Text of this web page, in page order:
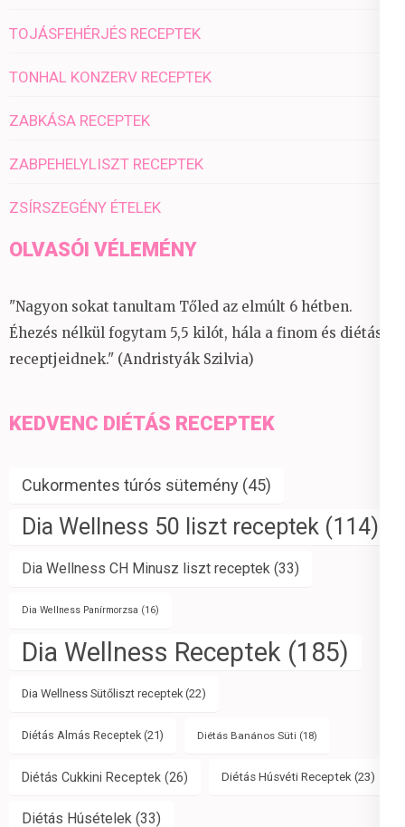
TOJÁSFEHÉRJÉS RECEPTEK
TONHAL KONZERV RECEPTEK
ZABKÁSA RECEPTEK
ZABPEHELYLISZT RECEPTEK
ZSÍRSZEGÉNY ÉTELEK
OLVASÓI VÉLEMÉNY
"Nagyon sokat tanultam Tőled az elmúlt 6 hétben.
Éhezés nélkül fogytam 5,5 kilót, hála a finom és diétás
receptjeidnek." (Andristyák Szilvia)
KEDVENC DIÉTÁS RECEPTEK
Cukormentes túrós sütemény (45)
Dia Wellness 50 liszt receptek (114)
Dia Wellness CH Minusz liszt receptek (33)
Dia Wellness Panírmorzsa (16)
Dia Wellness Receptek (185)
Dia Wellness Sütőliszt receptek (22)
Diétás Almás Receptek (21) Diétás Banános Süti (18)
Diétás Cukkini Receptek (26) Diétás Húsvéti Receptek (23)
Diétás Húsételek (33)